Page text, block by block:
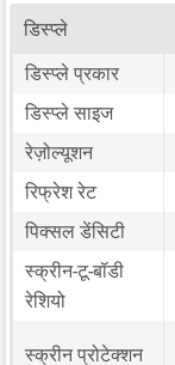
डिस्प्ले
डिस्प्ले प्रकार
डिस्प्ले साइज
रेज़ोल्यूशन
रिफ्रेश रेट
पिक्सल डेंसिटी
स्क्रीन-टू-बॉडी
रेशियो
स्क्रीन प्रोटेक्शन